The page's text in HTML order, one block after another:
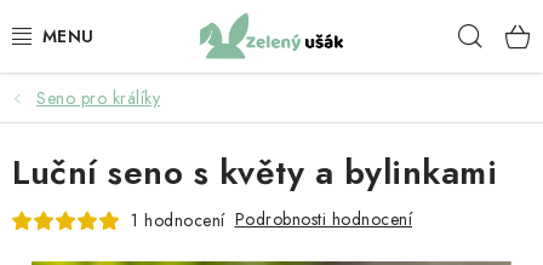
na
KRMIVO PRO KRÁLÍKY
BYLINKY PRO KRÁLÍKY
KRMIVO PRO ZDRAVÍ KRÁLÍKŮ
Seno pro králíky
Luční seno s květy a bylinkami
1 hodnocení Podrobnosti hodnocení